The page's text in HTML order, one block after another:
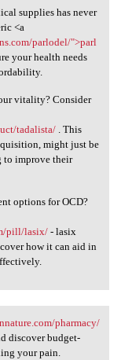
supplies has never
<a
parlodel/">parl
your health needs
vitality? Consider
tadalista/. This
might just be
to improve their
options for OCD?
pill/lasix/- lasix
how it can aid in
pharmacy/
discover budget-
your pain.